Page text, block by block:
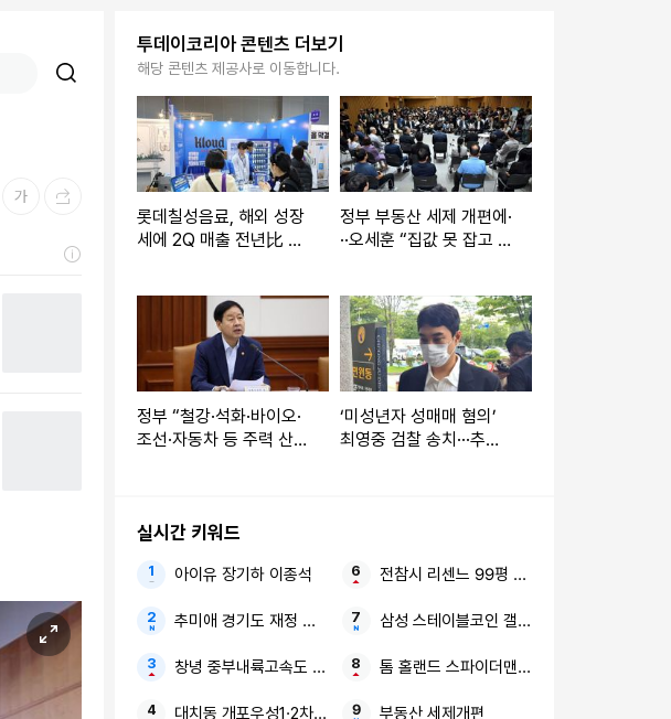
투데이코리아 콘텐츠 더보기
해당 콘텐츠 제공사로 이동합니다.
롯데칠성음료, 해외 성장
세에 2Q 매출 전년比 2.
정부 부동산 세제 개편에·
··오세훈 “집값 못 잡고 전
정부 “철강·석화·바이오·
조선·자동차 등 주력 산업
‘미성년자 성매매 혐의’
최영중 검찰 송치···추가
실시간 키워드
아이유 장기하 이종석
추미애 경기도 재정 이재명
창녕 중부내륙고속도 포탄 발견
대치동 개포우성1·2차 아파트 재건축
전참시 리센느 99평 숙소
삼성 스테이블코인 갤럭시 Z 폴드8 시리즈
톰 홀랜드 스파이더맨 영화 역사상 전무후무
부동산 세제개편